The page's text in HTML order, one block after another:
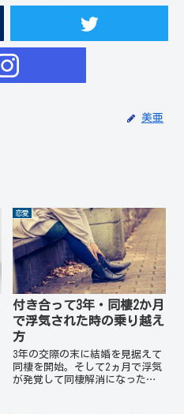
美亜
恋愛
付き合って3年・同棲2か月
で浮気された時の乗り越え
方
3年の交際の末に結婚を見据えて
同棲を開始。そして2ヵ月で浮気
が発覚して同棲解消になった私